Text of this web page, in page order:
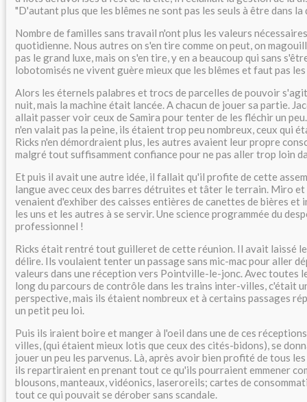
"D'autant plus que les blêmes ne sont pas les seuls à être dans la
Nombre de familles sans travail n'ont plus les valeurs
quotidienne. Nous autres on s'en tire comme on peut, on
pas le grand luxe, mais on s'en tire, y en a beaucoup qui sans
lobotomisés ne vivent guère mieux que les blêmes et faut pas
Alors les éternels palabres et trocs de parcelles de pouvoir
nuit, mais la machine était lancée. A chacun de jouer sa partie.
allait passer voir ceux de Samira pour tenter de les fléchir un
n'en valait pas la peine, ils étaient trop peu nombreux, ceux qui
Ricks n'en démordraient plus, les autres avaient leur propre
malgré tout suffisamment confiance pour ne pas aller trop loin
Et puis il avait une autre idée, il fallait qu'il profite de cette
langue avec ceux des barres détruites et tâter le terrain. Miro et
venaient d'exhiber des caisses entières de canettes de bières
les uns et les autres à se servir. Une science programmée du
professionnel !
Ricks était rentré tout guilleret de cette réunion. Il avait laissé
délire. Ils voulaient tenter un passage sans mic-mac pour aller
valeurs dans une réception vers Pointville-le-jonc. Avec toutes
long du parcours de contrôle dans les trains inter-villes, c'était
perspective, mais ils étaient nombreux et à certains passages
un petit peu loi.
Puis ils iraient boire et manger à l'oeil dans une de ces
villes, (qui étaient mieux lotis que ceux des cités-bidons), se
jouer un peu les parvenus. Là, après avoir bien profité de tous
ils repartiraient en prenant tout ce qu'ils pourraient emmener
blousons, manteaux, vidéonics, laseroreils; cartes de
tout ce qui pouvait se dérober sans scandale.